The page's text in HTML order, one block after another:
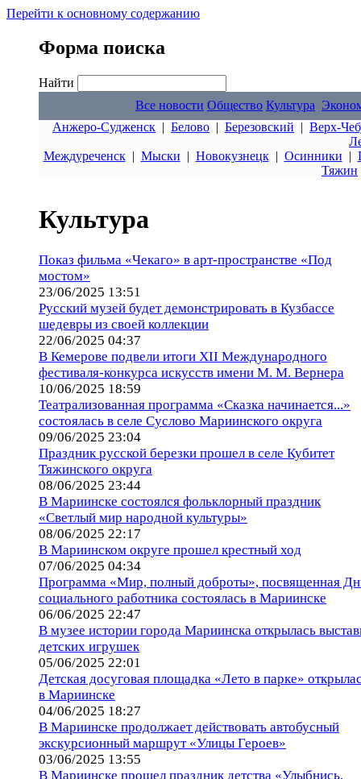
Перейти к основному содержанию
Форма поиска
Найти
Все новости Общество Культура
Анжеро-Судженск | Белово | Березовский | Верх-
Междуреченск| Мыски | Новокузнецк| Осинники |
Тяжин
Культура
Показ фильма «Чекаго» в арт-пространстве «Под
мостом»
23/06/2025 13:51
Русский музей будет демонстрировать в Кузбассе
шедевры из своей коллекции
22/06/2025 04:37
В Кемерове подвели итоги XII Международного
фестиваля-конкурса искусств имени М. М. Вернера
10/06/2025 18:59
Театрализованная программа «Сказка начинается...»
состоялась в селе Суслово Мариинского округа
09/06/2025 23:04
Праздник русской березки прошел в селе Кубитет
Тяжинского округа
08/06/2025 23:44
В Мариинске состоялся фольклорный праздник
«Светлый мир народной культуры»
08/06/2025 22:17
В Мариинском округе прошел крестный ход
07/06/2025 04:34
Программа «Мир, полный доброты», посвященная
социального работника состоялась в Мариинске
06/06/2025 22:47
В музее истории города Мариинска открылась
детских игрушек
05/06/2025 22:01
Детская досуговая площадка «Лето в парке»
в Мариинске
04/06/2025 18:27
В Мариинске продолжает действовать автобусный
экскурсионный маршрут «Улицы Героев»
03/06/2025 13:55
В Мариинске прошел праздник детства «Улыбнись,